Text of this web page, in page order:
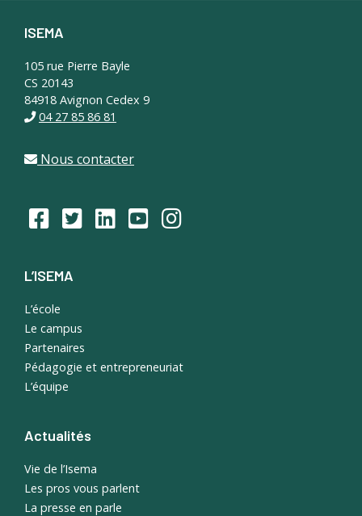
Footer
ISEMA
105 rue Pierre Bayle
CS 20143
84918 Avignon Cedex 9
04 27 85 86 81
Nous contacter
L’ISEMA
L’école
Le campus
Partenaires
Pédagogie et entrepreneuriat
L’équipe
Actualités
Vie de l’Isema
Les pros vous parlent
La presse en parle